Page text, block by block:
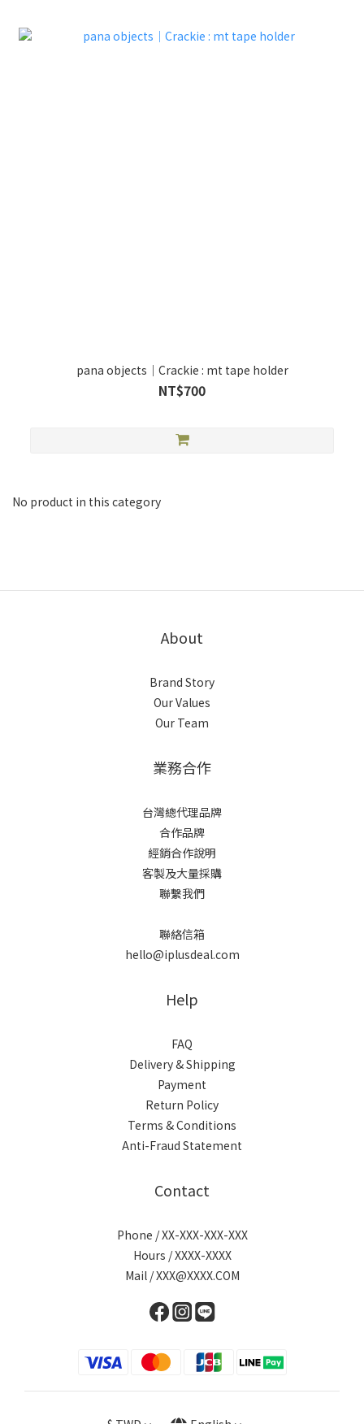
pana objects｜Crackie : mt tape holder
NT$700
No product in this category
About
Brand Story
Our Values
Our Team
業務合作
台灣總代理品牌
合作品牌
經銷合作說明
客製及大量採購
聯繫我們
聯絡信箱
hello@iplusdeal.com
Help
FAQ
Delivery & Shipping
Payment
Return Policy
Terms & Conditions
Anti-Fraud Statement
Contact
Phone / XX-XXX-XXX-XXX
Hours / XXXX-XXXX
Mail / XXX@XXXX.COM